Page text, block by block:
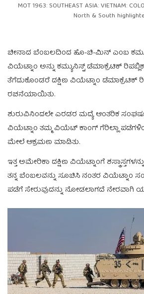
MOT 1963: SOUTHEAST ASIA: VIETNAM:
North & South
ಚೀನಾದ ಬೆಂಬಲದಿಂದ ಹೊ-ಚಿ-ಮಿನ್ ಎಂಬ
ವಿಯೆಟ್ನಾಂ ಅನ್ನು ಕಮ್ಯುನಿಸ್ಟ್ ಡೆಮಾಕ್ರೆಟಿಕ್
ತೆಗೆದುಕೊಂಡರೆ ದಕ್ಷಿಣ ವಿಯೆಟ್ನಾಂ ಡೆಮಾಕ್ರೆಟಿಕ್
ರಚನೆಯಾಯಿತು.
ಶುರುವಿನಿಂದಲೇ ಎರಡರ ಮದ್ಯೆ ಆಂತರಿಕ
ವಿಯೆಟ್ನಾಂ ತಮ್ಮ ವಿಯೆಟ್ ಕಾಂಗ್ ಗೆರಿಲ್ಲಾ
ಮೇಲೆ ಆಕ್ರಮಣ ಮಾಡಿತು.
ಇತ್ತ ಅಮೇರಿಕಾ ದಕ್ಷಿಣ ವಿಯೆಟ್ನಾಂಗೆ
ತನ್ನ ಬೆಂಬಲವನ್ನು ಸೂಚಿಸಿ ನಂತರ ವಿಯೆಟ್ನಾಂ
ಪಡೆಗೆ ಸೇರುವುದನ್ನು ನೋಡಲಾಗದೆ ನೇರವಾಗಿ